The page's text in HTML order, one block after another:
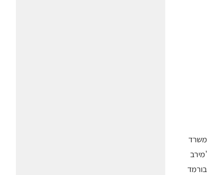
משרד
'מירב
בורמד